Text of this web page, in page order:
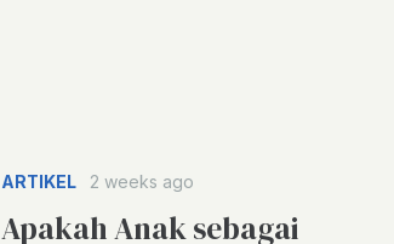
ARTIKEL 2 weeks ago
Apakah Anak sebagai